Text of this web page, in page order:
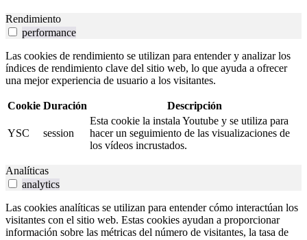
Rendimiento
performance
Las cookies de rendimiento se utilizan para entender y analizar los
índices de rendimiento clave del sitio web, lo que ayuda a ofrecer
una mejor experiencia de usuario a los visitantes.
Cookie Duración Descripción
YSC session
Esta cookie la instala Youtube y se utiliza para
hacer un seguimiento de las visualizaciones de
los vídeos incrustados.
Analíticas
analytics
Las cookies analíticas se utilizan para entender cómo interactúan los
visitantes con el sitio web. Estas cookies ayudan a proporcionar
información sobre las métricas del número de visitantes, la tasa de